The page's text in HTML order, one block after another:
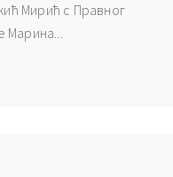
Мирић с Правног
Марина...